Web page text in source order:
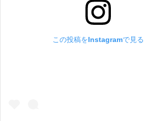
この投稿をInstagramで見る